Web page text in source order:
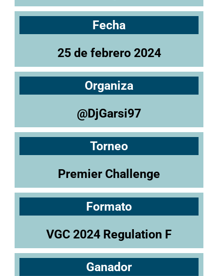
Fecha
25 de febrero 2024
Organiza
@DjGarsi97
Torneo
Premier Challenge
Formato
VGC 2024 Regulation F
Ganador